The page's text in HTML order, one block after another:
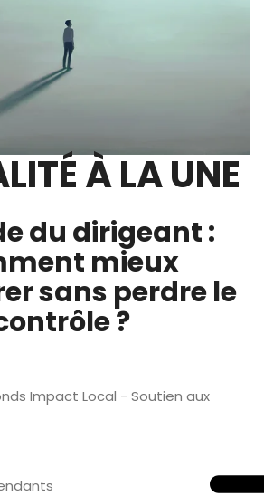
À LA UNE
du dirigeant :
mieux
sans perdre le
?
Impact Local - Soutien aux